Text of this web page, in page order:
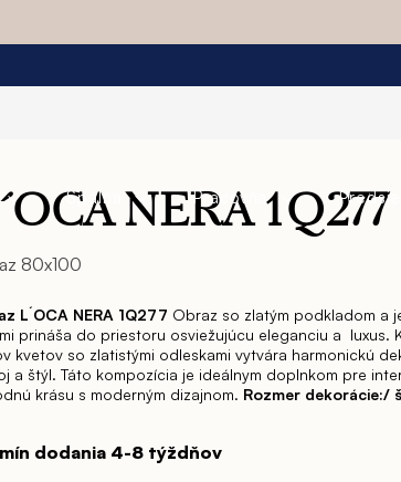
Spálňa Pracovňa Predsieň
NERA 1Q277
80x100
L´OCA NERA 1Q277 Obraz so zlatým podkladom a
prináša do priestoru osviežujúcu eleganciu a luxus.
kvetov so zlatistými odleskami vytvára harmonickú
a štýl. Táto kompozícia je ideálnym doplnkom pre
krásu s moderným dizajnom. Rozmer dekorácie:/
dodania 4-8 týždňov